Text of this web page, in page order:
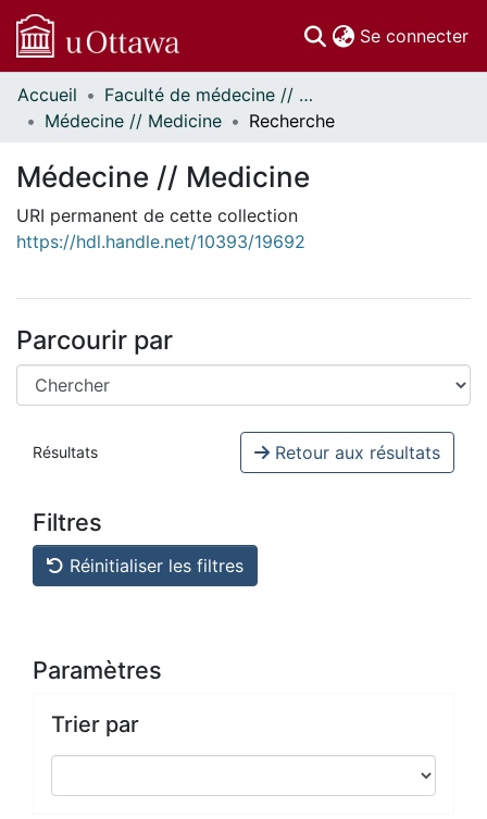
Se connecter
Communautés
et collections
Statistiques
À propos
Accueil
Faculté de médecine // Faculty of Medicine
Médecine // Medicine
Recherche
Médecine // Medicine
URI permanent de cette collection
https://hdl.handle.net/10393/19692
Parcourir par
Résultats Retour aux résultats
Filtres
Réinitialiser les filtres
Paramètres
Trier par